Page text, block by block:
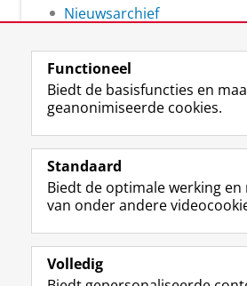
Nieuwsarchief
Volg de RUG
F
a
e
b
o
p
L
i
k
e
I
-
Studiekiezers
Alumni
Functioneel
Biedt de basisfuncties en
geanonimiseerde cookies.
Standaard
Biedt de optimale werking
van onder andere
Volledig